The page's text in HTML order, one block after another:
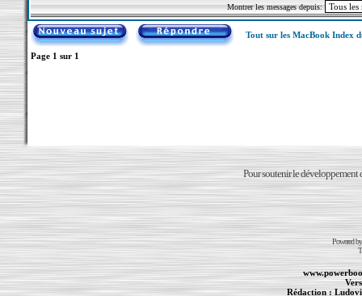
Montrer les messages depuis:
Tout sur les MacBook Index
Page 1 sur 1
Pour soutenir le développement
Powered
Rédaction :